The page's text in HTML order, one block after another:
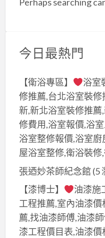
Perhaps searching
今日最熱門
【衛浴專區】
浴室
修推薦,台北浴室裝
新,新北浴室裝修推
修費用,浴室報價,浴
浴室整修報價,浴室
屋浴室整修,衛浴裝修
張迺妙茶師紀念館 (5
【漆博士】
油漆施
工程推薦,室內油漆
薦,找油漆師傅,油漆
漆工程價目表,油漆